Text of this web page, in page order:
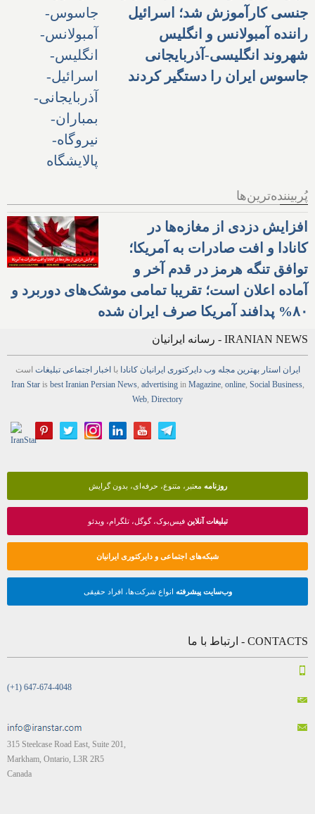
جنسی کارآموزش شد؛ اسرائیل
راننده آمبولانس و انگلیس
شهروند انگلیسی-آذربایجانی
جاسوس ایران را دستگیر کردند
پُربیننده‌ترین‌ها
افزایش دزدی از مغازه‌ها در
کانادا و افت صادرات به آمریکا؛
توافق تنگه هرمز در قدم آخر و
آماده اعلان است؛ تقریبا تمامی موشک‌های دوربرد و
۸۰% پدافند آمریکا صرف ایران شده
IRANIAN NEWS - رسانه ایرانیان
ایران استار بهترین مجله وب دایرکتوری ایرانیان کانادا بااخبار اجتماعی تبلیغات است
Iran Staris best Iranian Persian News, advertisingin Magazine, online, Social Business,
Web Directory
روزنامه معتبر، متنوع، حرفه‌ای، بدون گرایش
تبلیغات آنلاینفیس‌بوک، گوگل، تلگرام، ویدئو
شبکه‌های اجتماعی و دایرکتوری ایرانیان
وب‌سایت پیشرفته انواع شرکت‌ها، افراد حقیقی
CONTACTS - ارتباط با ما
(+1) 647-674-4048
315 Steelcase Road East, Suite 201,
Markham, Ontario, L3R 2R5
Canada